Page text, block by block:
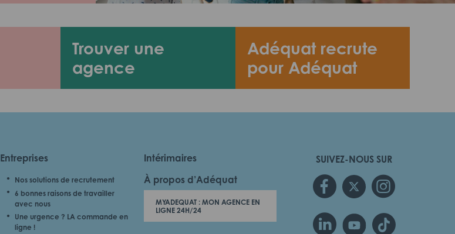
Trouver une
agence
Adéquat recrute
pour Adéquat
SUIVEZ-NOUS SUR
Entreprises
Nos solutions de recrutement
6 bonnes raisons de travailler
avec nous
Une urgence ? LA commande en
ligne !
Intérimaires
À propos d’Adéquat
MYADEQUAT : MON AGENCE EN
LIGNE 24H/24